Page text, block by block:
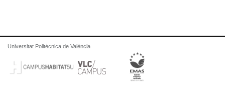
Universitat Politècnica de València